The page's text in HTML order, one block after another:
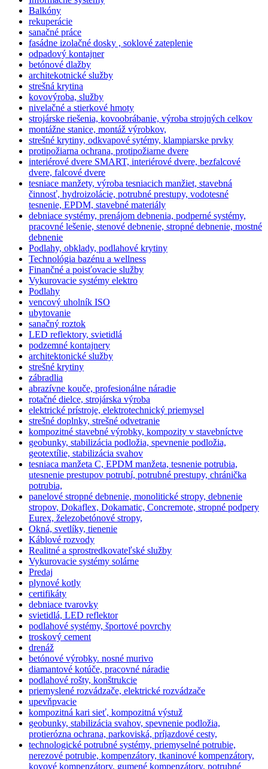
Balkóny
rekuperácie
sanačné práce
fasádne izolačné dosky , soklové zateplenie
odpadový kontajner
betónové dlažby
architekotnické služby
strešná krytina
kovovýroba, služby
nivelačné a stierkové hmoty
strojárske riešenia, kovoobrábanie, výroba strojných celkov
montážne stanice, montáž výrobkov,
strešné krytiny, odkvapové sytémy, klampiarske prvky
protipožiarna ochrana, protipožiarne dvere
interiérové dvere SMART, interiérové dvere, bezfalcové
dvere, falcové dvere
tesniace manžety, výroba tesniacich manžiet, stavebná
činnosť, hydroizolácie, potrubné prestupy, vodotesné
tesnenie, EPDM, stavebné materiály
debniace systémy, prenájom debnenia, podperné systémy,
pracovné lešenie, stenové debnenie, stropné debnenie, mostné
debnenie
Podlahy, obklady, podlahové krytiny
Technológia bazénu a wellness
Finančné a poisťovacie služby
Vykurovacie systémy elektro
Podlahy
vencový uholník ISO
ubytovanie
sanačný roztok
LED reflektory, svietidlá
podzemné kontajnery
architektonické služby
strešné krytiny
zábradlia
abrazívne kouče, profesionálne náradie
rotačné dielce, strojárska výroba
elektrické prístroje, elektrotechnický priemysel
strešné doplnky, strešné odvetranie
kompozitné stavebné výrobky, kompozity v stavebníctve
geobunky, stabilizácia podložia, spevnenie podložia,
geotextílie, stabilizácia svahov
tesniaca manžeta C, EPDM manžeta, tesnenie potrubia,
utesnenie prestupov potrubí, potrubné prestupy, chránička
potrubia,
panelové stropné debnenie, monolitické stropy, debnenie
stropov, Dokaflex, Dokamatic, Concremote, stropné podpery
Eurex, železobetónové stropy,
Okná, svetlíky, tienenie
Káblové rozvody
Realitné a sprostredkovateľské služby
Vykurovacie systémy solárne
Predaj
plynové kotly
certifikáty
debniace tvarovky
svietidlá, LED reflektor
podlahové systémy, športové povrchy
troskový cement
drenáž
betónové výrobky. nosné murivo
diamantové kotúče, pracovné náradie
podlahové rošty, konštrukcie
priemyslené rozvádzače, elektrické rozvádzače
upevňpvacie
kompozitná kari sieť, kompozitná výstuž
geobunky, stabilizácia svahov, spevnenie podložia,
protierózna ochrana, parkoviská, príjazdové cesty,
technologické potrubné systémy, priemyselné potrubie,
nerezové potrubie, kompenzátory, tkaninové kompenzátory,
kovové kompenzátory, gumené kompenzátory, potrubné